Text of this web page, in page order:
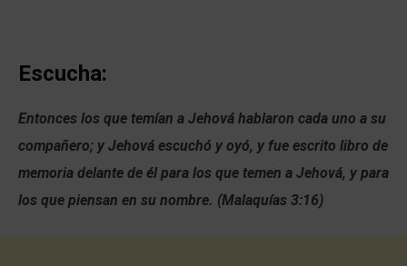
Escucha:
Entonces los que temían a Jehová hablaron cada uno a su
compañero; y Jehová escuchó y oyó, y fue escrito libro de
memoria delante de él para los que temen a Jehová, y para
los que piensan en su nombre. (Malaquías 3:16)